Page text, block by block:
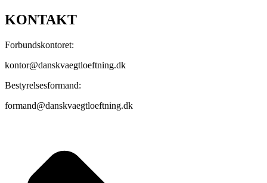
KONTAKT
Forbundskontoret:
kontor@danskvaegtloeftning.dk
Bestyrelsesformand:
formand@danskvaegtloeftning.dk